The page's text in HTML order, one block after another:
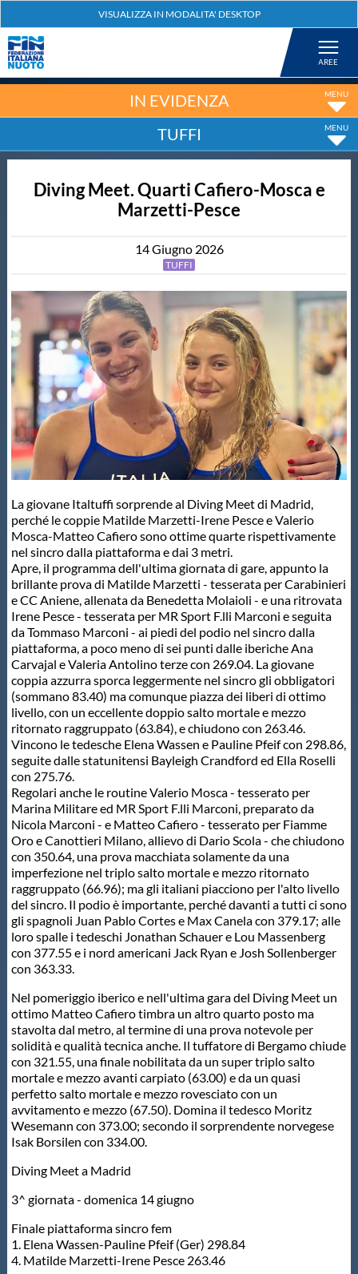
Nuoto
Tuffi
Fondo
Salvamento
Master
Formazione
Scuole Nuoto
Propaganda
Centri Federali
Area Legislativa
Protezione Civile
Qualità
Sostenibilità
Privacy
Cookie Policy
Archivio News
Flash News
Galleria fotografica
Videogallery
Intranet
Webmail
IN EVIDENZA
TUFFI
Diving Meet. Quarti Cafiero-Mosca e
Marzetti-Pesce
14Giugno 2026
TUFFI
La giovane Italtuffi sorprende al Diving Meet di Madrid,
perché le coppie Matilde Marzetti-Irene Pesce e Valerio
Mosca-Matteo Cafiero sono ottime quarte rispettivamente
nel sincro dalla piattaforma e dai 3 metri.
Apre, il programma dell'ultima giornata di gare, appunto la
brillante prova di Matilde Marzetti - tesserata per Carabinieri
e CC Aniene, allenata da Benedetta Molaioli - e una ritrovata
Irene Pesce - tesserata per MR Sport F.lli Marconi e seguita
da Tommaso Marconi - ai piedi del podio nel sincro dalla
piattaforma, a poco meno di sei punti dalle iberiche Ana
Carvajal e Valeria Antolino terze con 269.04. La giovane
coppia azzurra sporca leggermente nel sincro gli obbligatori
(sommano 83.40) ma comunque piazza dei liberi di ottimo
livello, con un eccellente doppio salto mortale e mezzo
ritornato raggruppato (63.84), e chiudono con 263.46.
Vincono le tedesche Elena Wassen e Pauline Pfeif con 298.86,
seguite dalle statunitensi Bayleigh Crandford ed Ella Roselli
con 275.76.
Regolari anche le routine Valerio Mosca - tesserato per
Marina Militare ed MR Sport F.lli Marconi, preparato da
Nicola Marconi - e Matteo Cafiero - tesserato per Fiamme
Oro e Canottieri Milano, allievo di Dario Scola - che chiudono
con 350.64, una prova macchiata solamente da una
imperfezione nel triplo salto mortale e mezzo ritornato
raggruppato (66.96); ma gli italiani piacciono per l'alto livello
del sincro. Il podio è importante, perché davanti a tutti ci sono
gli spagnoli Juan Pablo Cortes e Max Canela con 379.17; alle
loro spalle i tedeschi Jonathan Schauer e Lou Massenberg
con 377.55 e i nord americani Jack Ryan e Josh Sollenberger
con 363.33.
Nel pomeriggio iberico e nell'ultima gara del Diving Meet un
ottimo Matteo Cafiero timbra un altro quarto posto ma
stavolta dal metro, al termine di una prova notevole per
solidità e qualità tecnica anche. Il tuffatore di Bergamo chiude
con 321.55, una finale nobilitata da un super triplo salto
mortale e mezzo avanti carpiato (63.00) e da un quasi
perfetto salto mortale e mezzo rovesciato con un
avvitamento e mezzo (67.50). Domina il tedesco Moritz
Wesemann con 373.00; secondo il sorprendente norvegese
Isak Borsilen con 334.00.
Diving Meet a Madrid
3^ giornata - domenica 14 giugno
Finale piattaforma sincro fem
1. Elena Wassen-Pauline Pfeif (Ger) 298.84
4. Matilde Marzetti-Irene Pesce 263.46